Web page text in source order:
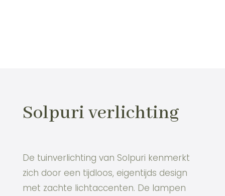
Solpuri verlichting
De tuinverlichting van Solpuri kenmerkt
zich door een tijdloos, eigentijds design
met zachte lichtaccenten. De lampen